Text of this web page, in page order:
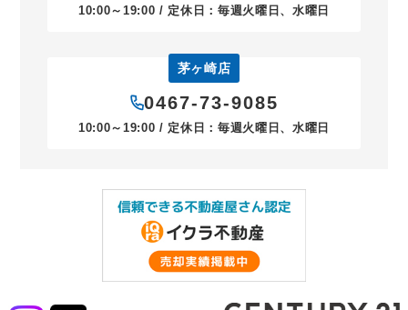
10:00～19:00 / 定休日：毎週火曜日、水曜日
茅ヶ崎店
0467-73-9085
10:00～19:00 / 定休日：毎週火曜日、水曜日